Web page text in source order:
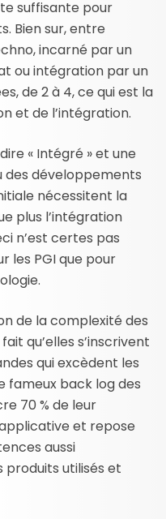
suffisante pour
Bien sur, entre
incarné par un
ou intégration par un
de 2 à 4, ce qui est la
et de l’intégration.
« Intégré » et une
développements
nécessitent la
plus l’intégration
n’est certes pas
les PGI que pour
de la complexité des
qu’elles s’inscrivent
qui excèdent les
fameux back log des
70 % de leur
et repose
aussi
produits utilisés et